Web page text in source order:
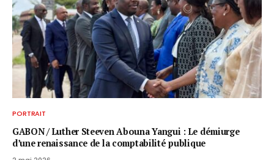
PORTRAIT
GABON / ​Luther Steeven Abouna Yangui : Le démiurge
d’une renaissance de la comptabilité publique